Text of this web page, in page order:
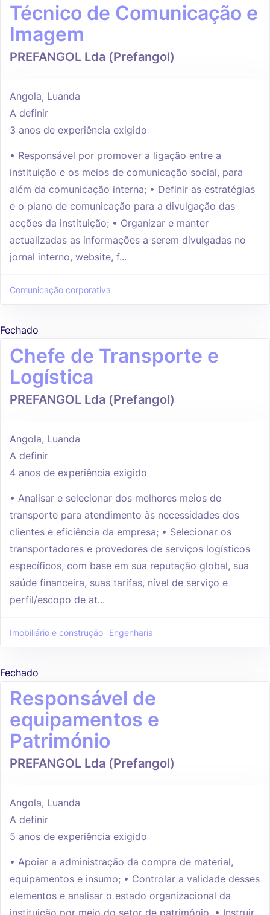
Técnico de Comunicação e
Imagem
PREFANGOL Lda (Prefangol)
Angola, Luanda
A definir
3 anos de experiência exigido
• Responsável por promover a ligação entre a
instituição e os meios de comunicação social, para
além da comunicação interna; • Definir as estratégias
e o plano de comunicação para a divulgação das
acções da instituição; • Organizar e manter
actualizadas as informações a serem divulgadas no
jornal interno, website, f...
Comunicação corporativa
Fechado
Chefe de Transporte e
Logística
PREFANGOL Lda (Prefangol)
Angola, Luanda
A definir
4 anos de experiência exigido
• Analisar e selecionar dos melhores meios de
transporte para atendimento às necessidades dos
clientes e eficiência da empresa; • Selecionar os
transportadores e provedores de serviços logísticos
específicos, com base em sua reputação global, sua
saúde financeira, suas tarifas, nível de serviço e
perfil/escopo de at...
Imobiliário e construção Engenharia
Fechado
Responsável de
equipamentos e
Património
PREFANGOL Lda (Prefangol)
Angola, Luanda
A definir
5 anos de experiência exigido
• Apoiar a administração da compra de material,
equipamentos e insumo; • Controlar a validade desses
elementos e analisar o estado organizacional da
instituição por meio do setor de patrimônio. • Instruir,